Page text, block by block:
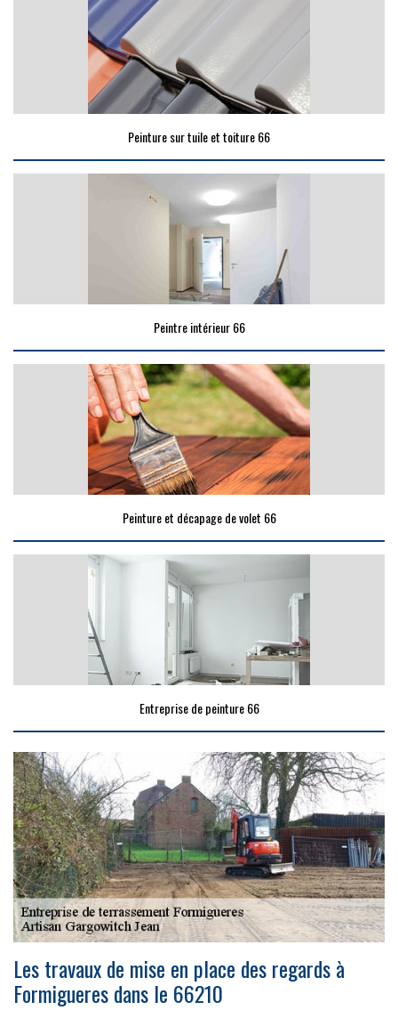
Peinture sur tuile et toiture 66
Peintre intérieur 66
Peinture et décapage de volet 66
Entreprise de peinture 66
Les travaux de mise en place des regards à
Formigueres dans le 66210